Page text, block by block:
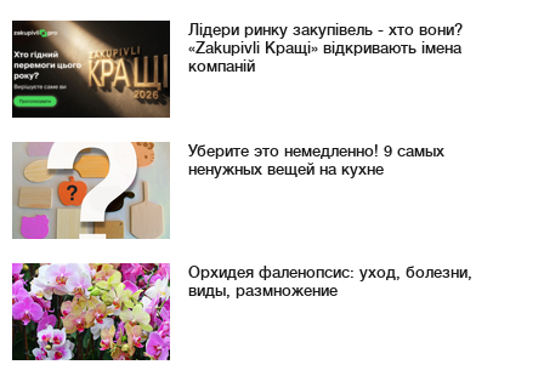
Лідери ринку закупівель - хто вони?
«Zakupivli Кращі» відкривають імена
компаній
Уберите это немедленно! 9 самых
ненужных вещей на кухне
Орхидея фаленопсис: уход, болезни,
виды, размножение